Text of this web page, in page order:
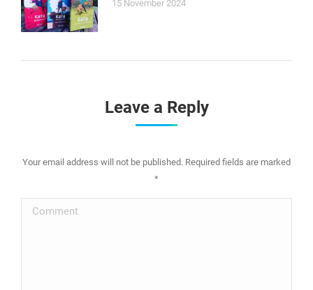
15 November 2024
Leave a Reply
Your email address will not be published. Required fields are marked
*
Comment